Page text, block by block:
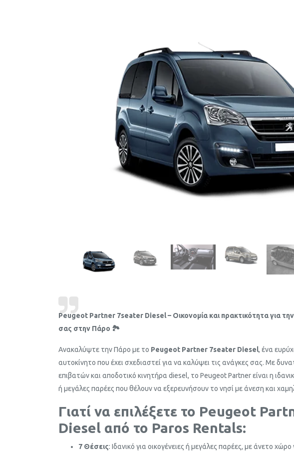
Peugeot Partner 7seater Diesel – Οικονομία και πρακτικότητα για
σας στην Πάρο 🏞️
Ανακαλύψτε την Πάρο με το Peugeot Partner 7seater Diesel, ένα
αυτοκίνητο που έχει σχεδιαστεί για να καλύψει τις ανάγκες σας. Με
επιβατών και αποδοτικό κινητήρα diesel, το Peugeot Partner είναι η
ή μεγάλες παρέες που θέλουν να εξερευνήσουν το νησί με άνεση και
Γιατί να επιλέξετε το Peugeot
Diesel από το Paros Rentals:
7 Θέσεις: Ιδανικό για οικογένειες ή μεγάλες παρέες, με άνετο χώρο